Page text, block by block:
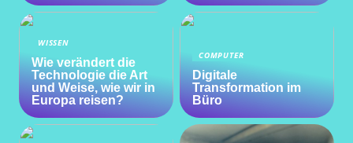
WISSEN
Wie verändert die
Technologie die Art
und Weise, wie wir in
Europa reisen?
COMPUTER
Digitale
Transformation im
Büro